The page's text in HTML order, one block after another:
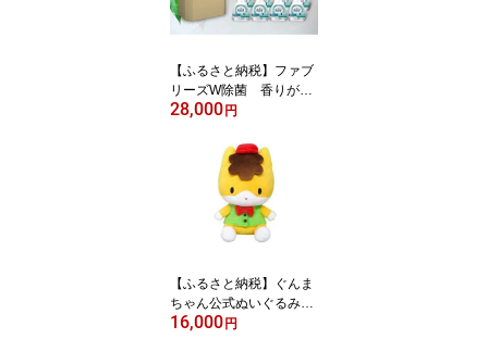
【ふるさと納税】ファブ
リーズW除菌 香りが残
らない 本体370ml×12
28,000 円
【ふるさと納税】ぐんま
ちゃん公式ぬいぐるみ
（ぐんまちゃん）
16,000 円